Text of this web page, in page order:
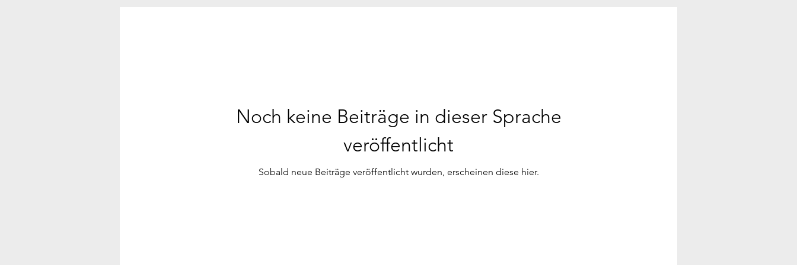
Noch keine Beiträge in dieser Sprache
veröffentlicht
Sobald neue Beiträge veröffentlicht wurden, erscheinen diese hier.